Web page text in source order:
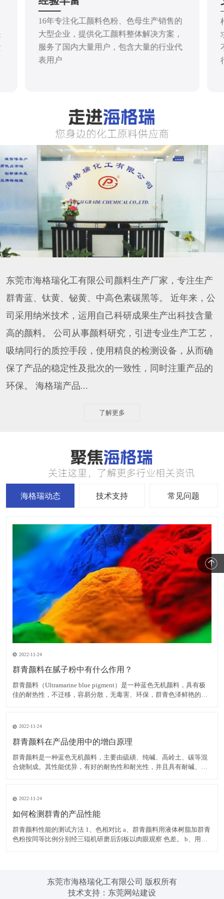
16年专注化工颜料色粉、色母生产销售的
大型企业，提供化工颜料整体解决方案，
服务了国内大量用户，包含大量的行业代
表用户
东莞市海格瑞化工有限公司颜料生产厂家，专注生产
群青蓝、钛黄、铋黄、中高色素碳黑等。 近年来，公
司采用纳米技术，运用自己科研成果生产出科技含量
高的颜料。 公司从事颜料研究，引进专业生产工艺，
吸纳同行的质控手段，使用精良的检测设备，从而确
保了产品的稳定性及批次的一致性，同时注重产品的
环保。 海格瑞产品...
了解更多
海格瑞动态 技术支持 常见问题
2022-11-24
群青颜料在腻子粉中有什么作用？
群青颜料（Ultramarine blue pigment）是一种蓝色无机颜料，具有极
佳的耐热性，不迁移，容易分散，无毒害、环保，群青色泽鲜艳的蓝
原料的灰暗色光，令腻子粉获得极
2022-11-24
群青颜料在产品使用中的增白原理
群青颜料是一种蓝色无机颜料，主要由硫磺、纯碱、高岭土、碳等混
合烧制成。其性能优异，有好的耐热性和耐光性，并且具有耐碱、不
在运用中不会导致同色异谱现象的出现，能消除白色物质内黄色色
2022-11-24
如何检测群青的产品性能
群青颜料性能的测试方法 1、色相对比 a、群青颜料用液体树脂加群青
色粉按同等比例分别经三辊机研磨后刮板以肉眼观察 色差。 b、用塑
东莞市海格瑞化工有限公司 版权所有
技术支持： 东莞网站建设